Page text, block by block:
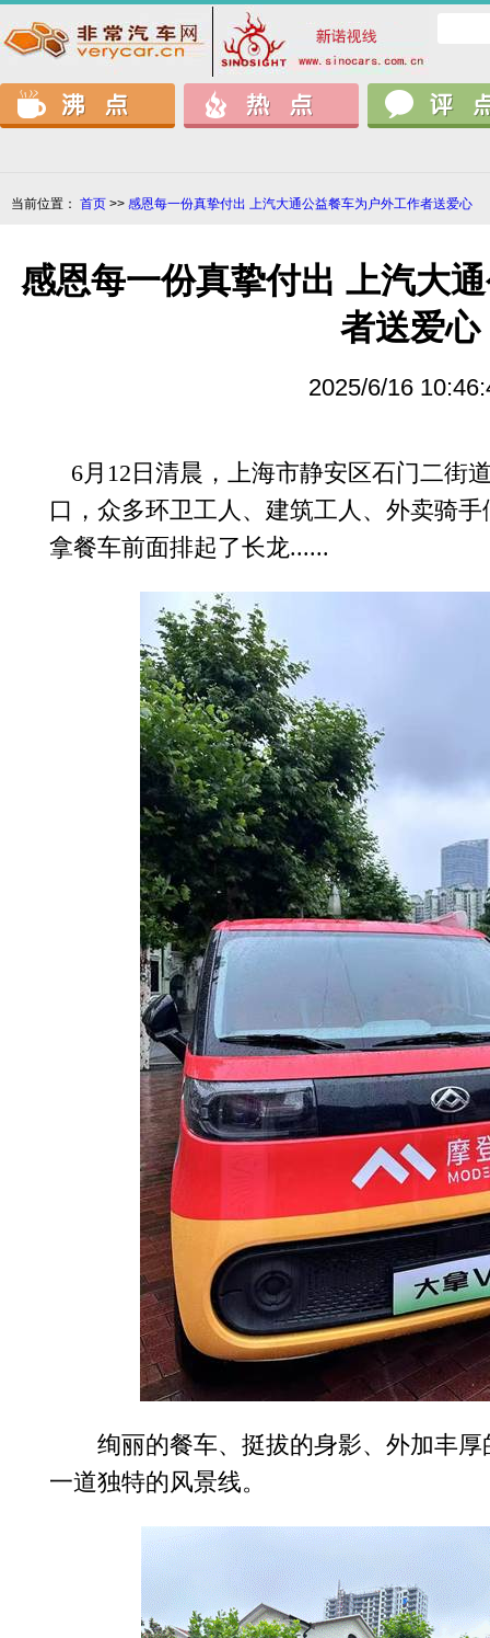
当前位置： 首页 >> 感恩每一份真挚付出 上汽大通公益餐车为户外工作者送爱心
感恩每一份真挚付出 上汽大
者送爱心
2025/6/16
6月12日清晨，上海市静安区石门二街
口，众多环卫工人、建筑工人、外卖骑
拿餐车前面排起了长龙......
绚丽的餐车、挺拔的身影、外加丰厚
一道独特的风景线。